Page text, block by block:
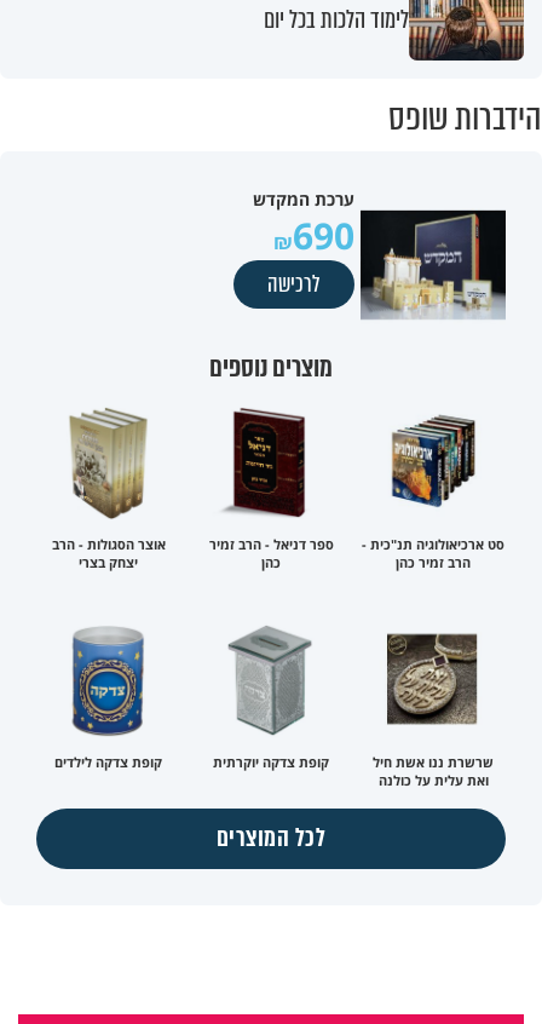
לימוד הלכות בכל יום
הידברות שופס
ערכת המקדש
690
לרכישה
מוצרים נוספים
סט ארכיאולוגיה תנ"כית -
הרב זמיר כהן
ספר דניאל - הרב זמיר
כהן
אוצר הסגולות - הרב
יצחק בצרי
שרשרת ננו אשת חיל
ואת עלית על כולנה
קופת צדקה יוקרתית קופת צדקה לילדים
לכל המוצרים